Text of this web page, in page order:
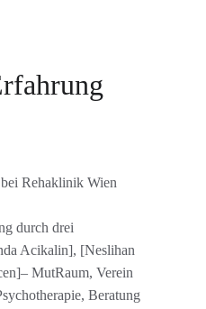
Rehaklinik Wien
durch drei
Acikalin], [Neslihan
MutRaum, Verein
Beratung